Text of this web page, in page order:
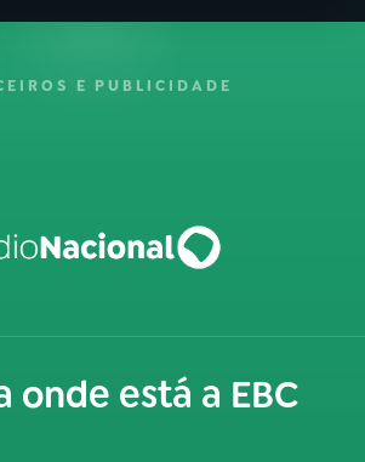
E PUBLICIDADE
onde está a EBC